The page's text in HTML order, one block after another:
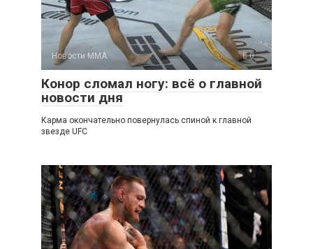
Новости ММА 0
Конор сломал ногу: всё о главной
новости дня
Карма окончательно повернулась спиной к главной
звезде UFC